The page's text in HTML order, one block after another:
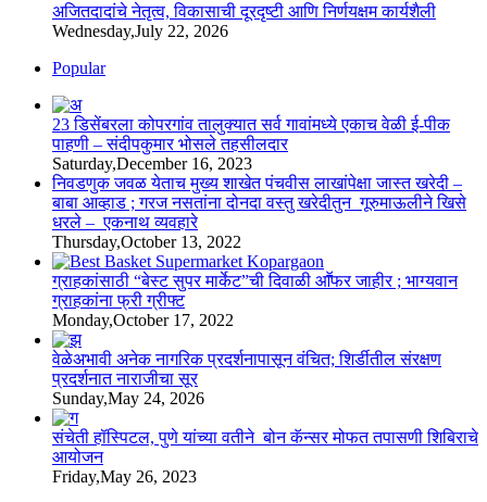
अजितदादांचे नेतृत्व, विकासाची दूरदृष्टी आणि निर्णयक्षम कार्यशैली
Wednesday,July 22, 2026
Popular
23 डिसेंबरला कोपरगांव तालुक्‍यात सर्व गावांमध्ये एकाच वेळी ई-पीक
पाहणी – संदीपकुमार भोसले तहसीलदार
Saturday,December 16, 2023
निवडणुक जवळ येताच मुख्य शाखेत पंचवीस लाखांपेक्षा जास्त खरेदी –
बाबा आव्हाड ; गरज नसतांना दोनदा वस्तु खरेदीतुन गूरुमाऊलीने खिसे
धरले – एकनाथ व्यवहारे
Thursday,October 13, 2022
ग्राहकांसाठी “बेस्ट सुपर मार्केट”ची दिवाळी आॕफर जाहीर ; भाग्यवान
ग्राहकांना फ्री ग्रीफ्ट
Monday,October 17, 2022
वेळेअभावी अनेक नागरिक प्रदर्शनापासून वंचित; शिर्डीतील संरक्षण
प्रदर्शनात नाराजीचा सूर
Sunday,May 24, 2026
संचेती हॉस्पिटल, पुणे यांच्या वतीने बोन कॅन्सर मोफत तपासणी शिबिराचे
आयोजन
Friday,May 26, 2023